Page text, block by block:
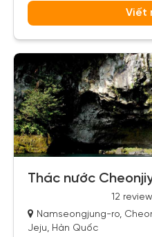
Viết
Thác nước
12
Namseongjung-ro,
Jeju, Hàn Quốc